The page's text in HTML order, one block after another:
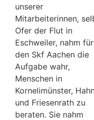
unserer
Mitarbeiterinnen,
Ofer der Flut in
Eschweiler, nahm für
den Skf Aachen die
Aufgabe wahr,
Menschen in
Kornelimünster,
und Friesenrath zu
beraten. Sie nahm